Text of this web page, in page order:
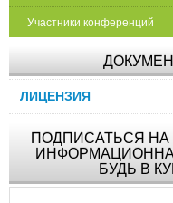
Участники конференций
ЛИЦЕНЗИЯ
ПОДПИСАТЬСЯ
БУДЬ В